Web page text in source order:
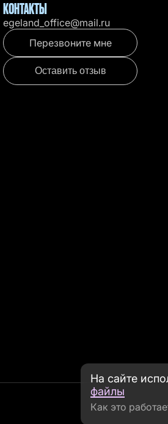
КОНТАКТЫ
egeland_office@mail.ru
Перезвоните мне
Оставить отзыв
На сайте
файлы
Как это